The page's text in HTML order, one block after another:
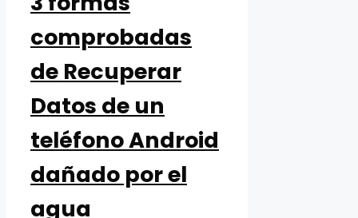
comprobadas
de Recuperar
Datos de un
teléfono Android
dañado por el
agua